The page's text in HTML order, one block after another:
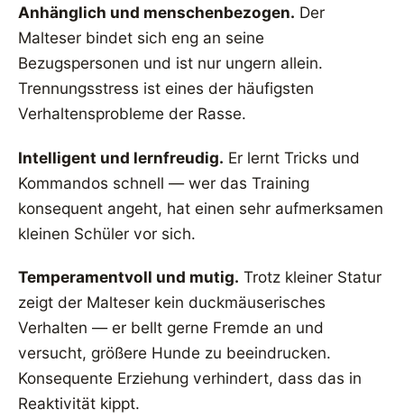
Anhänglich und menschenbezogen. Der
Malteser bindet sich eng an seine
Bezugspersonen und ist nur ungern allein.
Trennungsstress ist eines der häufigsten
Verhaltensprobleme der Rasse.
Intelligent und lernfreudig. Er lernt Tricks und
Kommandos schnell — wer das Training
konsequent angeht, hat einen sehr aufmerksamen
kleinen Schüler vor sich.
Temperamentvoll und mutig. Trotz kleiner Statur
zeigt der Malteser kein duckmäuserisches
Verhalten — er bellt gerne Fremde an und
versucht, größere Hunde zu beeindrucken.
Konsequente Erziehung verhindert, dass das in
Reaktivität kippt.